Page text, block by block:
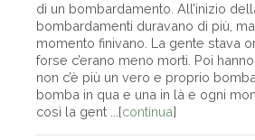
di un bombardamento. All’inizio
bombardamenti duravano di più,
momento finivano. La gente stava
forse c’erano meno morti. Poi
non c’è più un vero e proprio
bomba in qua e una in là e ogni
così la gent ...[continua]